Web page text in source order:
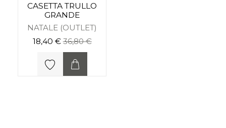
CASETTA TRULLO
GRANDE
NATALE (OUTLET)
18,40 €36,80 €